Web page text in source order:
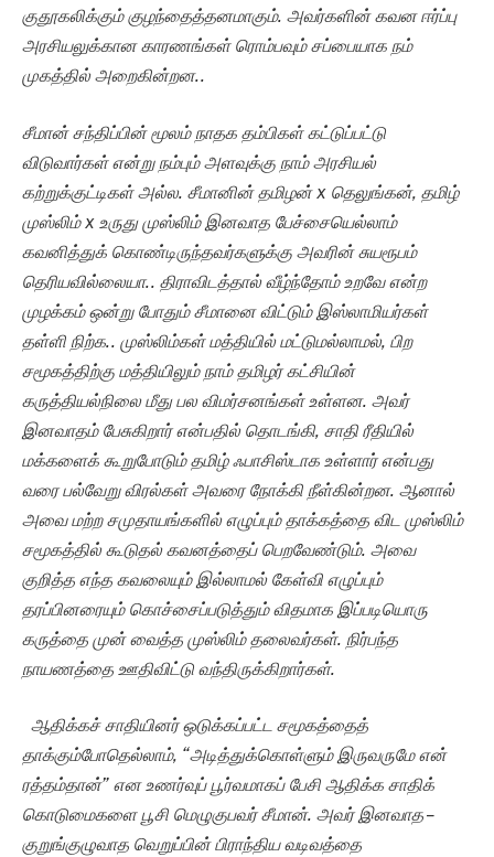
குதூகலிக்கும் குழந்தைத்தனமாகும். அவர்களின் கவன ஈர்ப்பு
அரசியலுக்கான காரணங்கள் ரொம்பவும் சப்பையாக நம்
முகத்தில் அறைகின்றன..
சீமான் சந்திப்பின் மூலம் நாதக தம்பிகள் கட்டுப்பட்டு
விடுவார்கள் என்று நம்பும் அளவுக்கு நாம் அரசியல்
கற்றுக்குட்டிகள் அல்ல. சீமானின் தமிழன் x தெலுங்கன், தமிழ்
முஸ்லிம் x உருது முஸ்லிம் இனவாத பேச்சையெல்லாம்
கவனித்துக் கொண்டிருந்தவர்களுக்கு அவரின் சுயரூபம்
தெரியவில்லையா.. திராவிடத்தால் வீழ்ந்தோம் உறவே என்ற
முழக்கம் ஒன்று போதும் சீமானை விட்டும் இஸ்லாமியர்கள்
தள்ளி நிற்க.. முஸ்லிம்கள் மத்தியில் மட்டுமல்லாமல், பிற
சமூகத்திற்கு மத்தியிலும் நாம் தமிழர் கட்சியின்
கருத்தியல்நிலை மீது பல விமர்சனங்கள் உள்ளன. அவர்
இனவாதம் பேசுகிறார் என்பதில் தொடங்கி, சாதி ரீதியில்
மக்களைக் கூறுபோடும் தமிழ் ஃபாசிஸ்டாக உள்ளார் என்பது
வரை பல்வேறு விரல்கள் அவரை நோக்கி நீள்கின்றன. ஆனால்
அவை மற்ற சமுதாயங்களில் எழுப்பும் தாக்கத்தை விட முஸ்லிம்
சமூகத்தில் கூடுதல் கவனத்தைப் பெறவேண்டும். அவை
குறித்த எந்த கவலையும் இல்லாமல் கேள்வி எழுப்பும்
தரப்பினரையும் கொச்சைப்படுத்தும் விதமாக இப்படியொரு
கருத்தை முன் வைத்த முஸ்லிம் தலைவர்கள். நிர்பந்த
நாயணத்தை ஊதிவிட்டு வந்திருக்கிறார்கள்.
ஆதிக்கச் சாதியினர் ஒடுக்கப்பட்ட சமூகத்தைத்
தாக்கும்போதெல்லாம், “அடித்துக்கொள்ளும் இருவருமே என்
ரத்தம்தான்” என உணர்வுப் பூர்வமாகப் பேசி ஆதிக்க சாதிக்
கொடுமைகளை பூசி மெழுகுபவர் சீமான். அவர் இனவாத –
குறுங்குழுவாத வெறுப்பின் பிராந்திய வடிவத்தை